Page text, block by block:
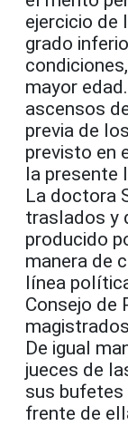
ejercicio de
grado
mayor
ascensos
previa de
previsto en
la presente
La doctora
traslados y
producido
manera de
línea
Consejo de
De igual
jueces de
sus bufetes
frente de